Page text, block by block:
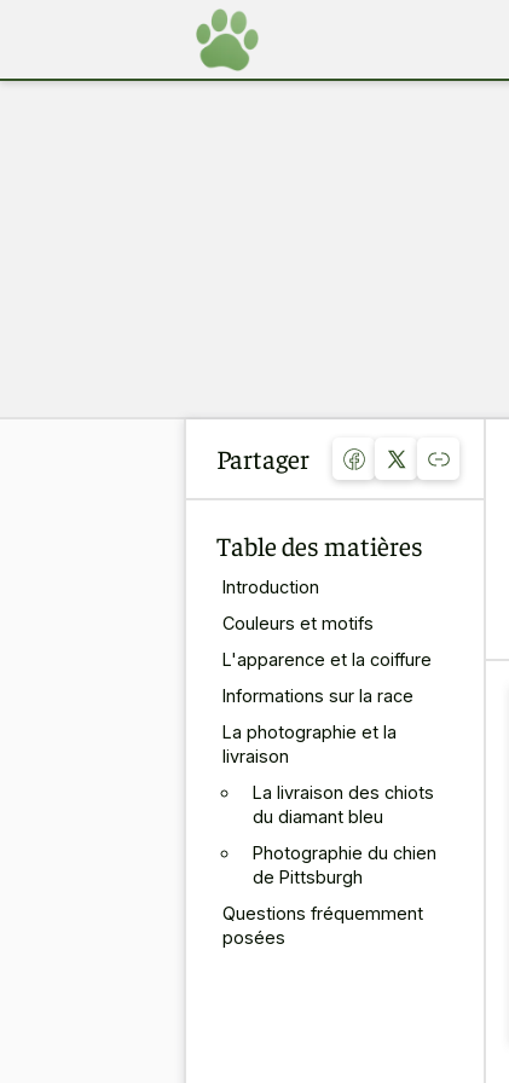
Partager
Table des matières
Introduction
Couleurs et motifs
L'apparence et la coiffure
Informations sur la race
La photographie et la
livraison
La livraison des chiots
du diamant bleu
Photographie du chien
de Pittsburgh
Questions fréquemment
posées